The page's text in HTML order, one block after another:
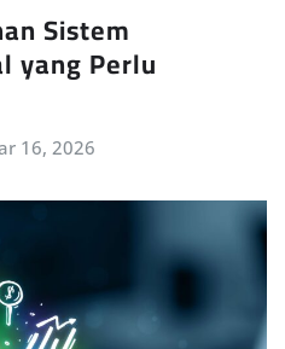
Sistem
yang Perlu
16, 2026